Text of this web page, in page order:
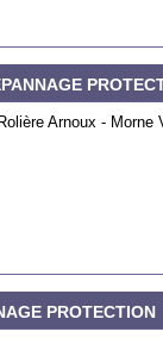
Arnoux - Morne
PROTECTION